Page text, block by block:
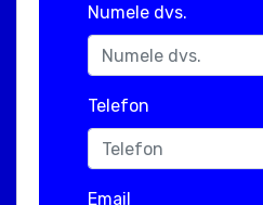
Numele dvs.
Telefon
Email